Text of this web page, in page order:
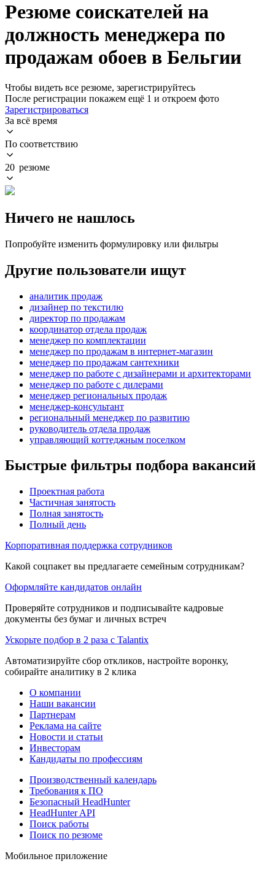
Резюме соискателей на
должность менеджера по
продажам обоев в Бельгии
Чтобы видеть все резюме, зарегистрируйтесь
После регистрации покажем ещё 1 и откроем фото
Зарегистрироваться
За всё время
По соответствию
20 резюме
Ничего не нашлось
Попробуйте изменить формулировку или фильтры
Другие пользователи ищут
аналитик продаж
дизайнер по текстилю
директор по продажам
координатор отдела продаж
менеджер по комплектации
менеджер по продажам в интернет-магазин
менеджер по продажам сантехники
менеджер по работе с дизайнерами и архитекторами
менеджер по работе с дилерами
менеджер региональных продаж
менеджер-консультант
региональный менеджер по развитию
руководитель отдела продаж
управляющий коттеджным поселком
Быстрые фильтры подбора вакансий
Проектная работа
Частичная занятость
Полная занятость
Полный день
Корпоративная поддержка сотрудников
Какой соцпакет вы предлагаете семейным сотрудникам?
Оформляйте кандидатов онлайн
Проверяйте сотрудников и подписывайте кадровые
документы без бумаг и личных встреч
Ускорьте подбор в 2 раза с Talantix
Автоматизируйте сбор откликов, настройте воронку,
собирайте аналитику в 2 клика
О компании
Наши вакансии
Партнерам
Реклама на сайте
Новости и статьи
Инвесторам
Кандидаты по профессиям
Производственный календарь
Требования к ПО
Безопасный HeadHunter
HeadHunter API
Поиск работы
Поиск по резюме
Мобильное приложение